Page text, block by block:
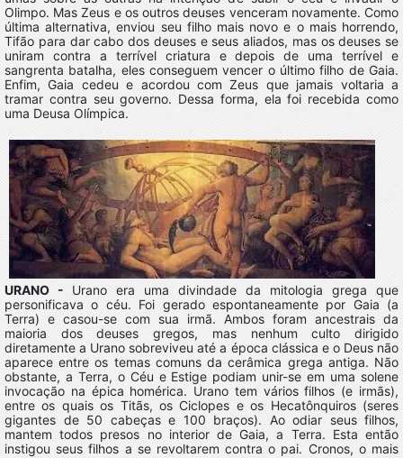
Olimpo. Mas Zeus e os outros deuses venceram novamente. Como
última alternativa, enviou seu filho mais novo e o mais horrendo,
Tifão para dar cabo dos deuses e seus aliados, mas os deuses se
uniram contra a terrível criatura e depois de uma terrível e
sangrenta batalha, eles conseguem vencer o último filho de Gaia.
Enfim, Gaia cedeu e acordou com Zeus que jamais voltaria a
tramar contra seu governo. Dessa forma, ela foi recebida como
uma Deusa Olímpica.
URANO - Urano era uma divindade da mitologia grega que
personificava o céu. Foi gerado espontaneamente por Gaia (a
Terra) e casou-se com sua irmã. Ambos foram ancestrais da
maioria dos deuses gregos, mas nenhum culto dirigido
diretamente a Urano sobreviveu até a época clássica e o Deus não
aparece entre os temas comuns da cerâmica grega antiga. Não
obstante, a Terra, o Céu e Estige podiam unir-se em uma solene
invocação na épica homérica. Urano tem vários filhos (e irmãs),
entre os quais os Titãs, os Ciclopes e os Hecatônquiros (seres
gigantes de 50 cabeças e 100 braços). Ao odiar seus filhos,
mantem todos presos no interior de Gaia, a Terra. Esta então
instigou seus filhos a se revoltarem contra o pai. Cronos, o mais